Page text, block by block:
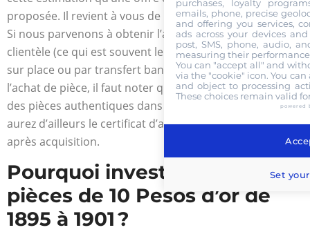
proposée. Il revient à vous de l’accepter ou de la refuser.
Si nous parvenons à obtenir l’approbation de notre
clientèle (ce qui est souvent le cas), le règlement se fait
sur place ou par transfert bancaire. En ce qui concerne
l’achat de pièce, il faut noter que nous ne disposons que
des pièces authentiques dans notre boutique. Vous
aurez d’ailleurs le certificat d’authenticité de votre pièce
après acquisition.
Pourquoi investir dans les
pièces de 10 Pesos d’or de
1895 à 1901 ?
purchases, loyalty
emails, phone, precise
and offering you services,
ads across your devices
post, SMS, phone, audio,
measuring their
You can "accept all" and
via the "cookie" icon. You
and object to processing
These choices remain valid
powered
Set